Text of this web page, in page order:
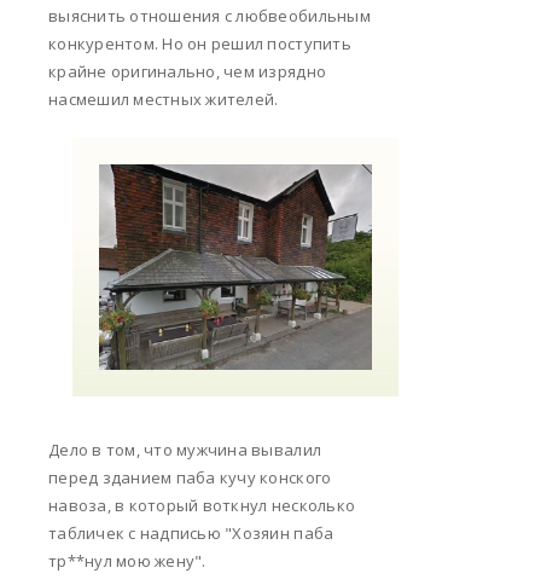
выяснить отношения с любвеобильным
конкурентом. Но он решил поступить
крайне оригинально, чем изрядно
насмешил местных жителей.
Дело в том, что мужчина вывалил
перед зданием паба кучу конского
навоза, в который воткнул несколько
табличек с надписью "Хозяин паба
тр**нул мою жену".